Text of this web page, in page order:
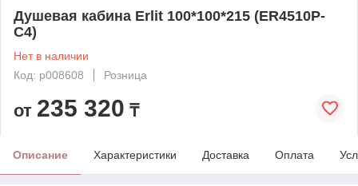
Душевая кабина Erlit 100*100*215 (ER4510P-
С4)
Нет в наличии
Код: p008608
Розница
от 235 320 ₸
Описание Характеристики Доставка Оплата